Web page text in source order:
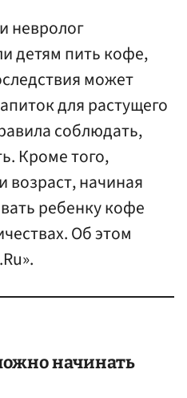
невролог
детям пить кофе,
может
для растущего
соблюдать,
Кроме того,
возраст, начиная
ребенку кофе
Об этом
начинать